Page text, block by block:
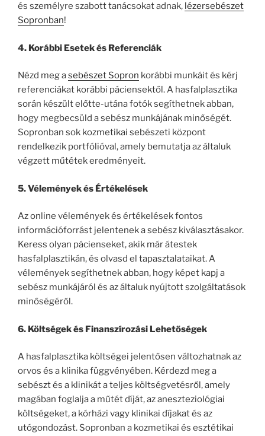
és személyre szabott tanácsokat adnak, lézersebészet
Sopronban!
4. Korábbi Esetek és Referenciák
Nézd meg asebészet Sopron korábbi munkáit és kérj
referenciákat korábbi páciensektől. A hasfalplasztika
során készült előtte-utána fotók segíthetnek abban,
hogy megbecsüld a sebész munkájának minőségét.
Sopronban sok kozmetikai sebészeti központ
rendelkezik portfólióval, amely bemutatja az általuk
végzett műtétek eredményeit.
5. Vélemények és Értékelések
Az online vélemények és értékelések fontos
információforrást jelentenek a sebész kiválasztásakor.
Keress olyan pácienseket, akik már átestek
hasfalplasztikán, és olvasd el tapasztalataikat. A
vélemények segíthetnek abban, hogy képet kapj a
sebész munkájáról és az általuk nyújtott szolgáltatások
minőségéről.
6. Költségek és Finanszírozási Lehetőségek
A hasfalplasztika költségei jelentősen változhatnak az
orvos és a klinika függvényében. Kérdezd meg a
sebészt és a klinikát a teljes költségvetésről, amely
magában foglalja a műtét díját, az aneszteziológiai
költségeket, a kórházi vagy klinikai díjakat és az
utógondozást. Sopronban a kozmetikai és esztétikai